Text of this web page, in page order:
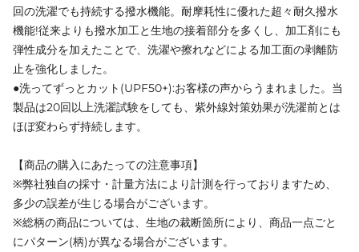
回の洗濯でも持続する撥水機能。耐摩耗性に優れた超々耐久撥水
機能!従来よりも撥水加工と生地の接着部分を多くし、加工剤にも
弾性成分を加えたことで、洗濯や擦れなどによる加工面の剥離防
止を強化しました。
●洗ってずっとカット(UPF50+):お客様の声からうまれました。当
製品は20回以上洗濯試験をしても、紫外線対策効果が洗濯前とは
ほぼ変わらず持続します。
【商品の購入にあたっての注意事項】
※弊社独自の採寸・計量方法により計測を行っておりますため、
多少の誤差が生じる場合がございます。
※総柄の商品については、生地の裁断箇所により、商品一点ごと
にパターン(柄)が異なる場合がございます。